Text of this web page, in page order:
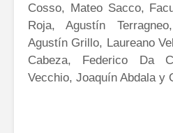
Cosso, Mateo Sacco,
Roja, Agustín
Agustín Grillo, Laureano
Cabeza, Federico Da
Vecchio, Joaquín Abdala y